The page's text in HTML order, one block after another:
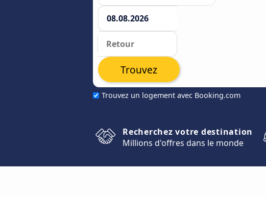
Trouvez un logement avec Booking.com
Trouvez
Recherchez votre destination
Millions d'offres dans le monde